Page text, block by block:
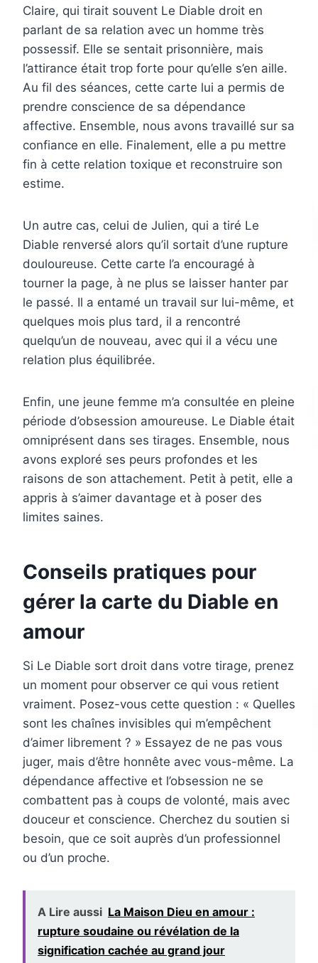
Claire, qui tirait souvent Le Diable droit en
parlant de sa relation avec un homme très
possessif. Elle se sentait prisonnière, mais
l’attirance était trop forte pour qu’elle s’en aille.
Au fil des séances, cette carte lui a permis de
prendre conscience de sa dépendance
affective. Ensemble, nous avons travaillé sur sa
confiance en elle. Finalement, elle a pu mettre
fin à cette relation toxique et reconstruire son
estime.
Un autre cas, celui de Julien, qui a tiré Le
Diable renversé alors qu’il sortait d’une rupture
douloureuse. Cette carte l’a encouragé à
tourner la page, à ne plus se laisser hanter par
le passé. Il a entamé un travail sur lui-même, et
quelques mois plus tard, il a rencontré
quelqu’un de nouveau, avec qui il a vécu une
relation plus équilibrée.
Enfin, une jeune femme m’a consultée en pleine
période d’obsession amoureuse. Le Diable était
omniprésent dans ses tirages. Ensemble, nous
avons exploré ses peurs profondes et les
raisons de son attachement. Petit à petit, elle a
appris à s’aimer davantage et à poser des
limites saines.
Conseils pratiques pour
gérer la carte du Diable en
amour
Si Le Diable sort droit dans votre tirage, prenez
un moment pour observer ce qui vous retient
vraiment. Posez-vous cette question : « Quelles
sont les chaînes invisibles qui m’empêchent
d’aimer librement ? » Essayez de ne pas vous
juger, mais d’être honnête avec vous-même. La
dépendance affective et l’obsession ne se
combattent pas à coups de volonté, mais avec
douceur et conscience. Cherchez du soutien si
besoin, que ce soit auprès d’un professionnel
ou d’un proche.
A Lire aussi La Maison Dieu en amour :
rupture soudaine ou révélation de la
signification cachée au grand jour